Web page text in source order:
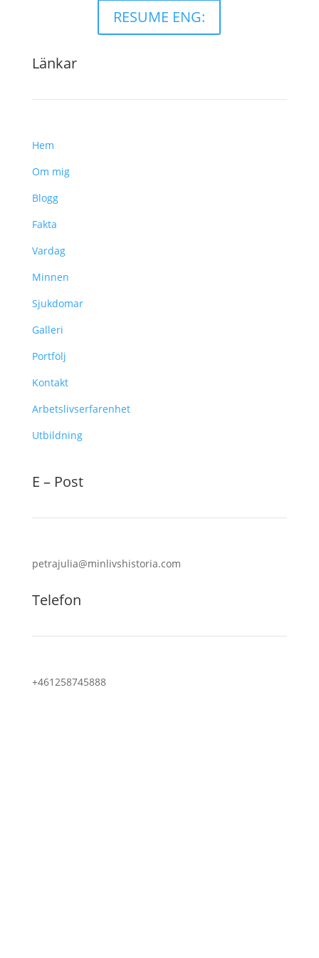
RESUME ENG:
Länkar
Hem
Om mig
Blogg
Fakta
Vardag
Minnen
Sjukdomar
Galleri
Portfölj
Kontakt
Arbetslivserfarenhet
Utbildning
E – Post
petrajulia@minlivshistoria.com
Telefon
+461258745888